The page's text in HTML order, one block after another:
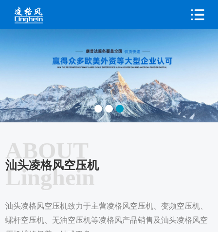
ABOUT
Linghein
汕头凌格风空压机
汕头凌格风空压机致力于主营凌格风空压机、变频空压机、
螺杆空压机、无油空压机等凌格风产品销售及汕头凌格风空